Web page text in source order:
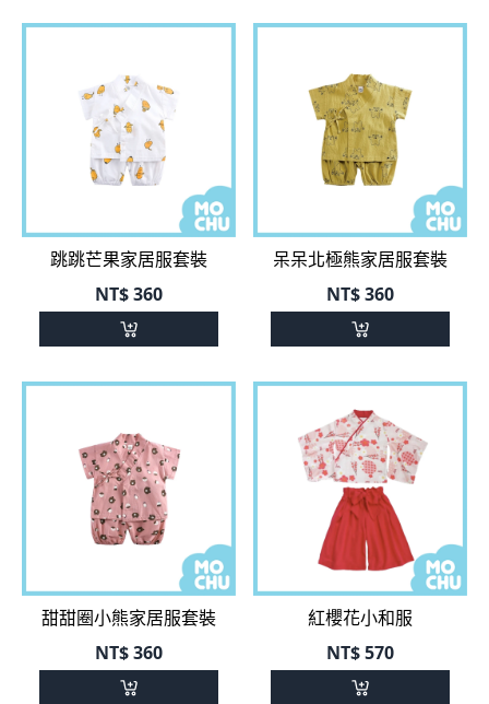
跳跳芒果家居服套裝
NT$360
呆呆北極熊家居服套裝
NT$360
甜甜圈小熊家居服套裝
NT$360
紅櫻花小和服
NT$570